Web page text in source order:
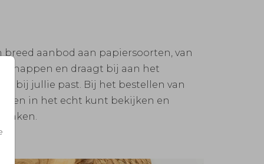
aanbod aan papiersoorten, van
en draagt bij aan het
bij jullie past. Bij het bestellen van
in het echt kunt bekijken en